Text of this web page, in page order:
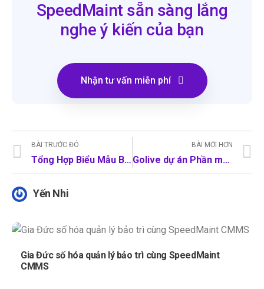
SpeedMaint sẵn sàng lắng
nghe ý kiến của bạn
Nhận tư vấn miễn phí
BÀI TRƯỚC ĐÓ
Tổng Hợp Biểu Mẫu Bảo Trì Bảo Dưỡng Thiết Bị Sản Xuất
BÀI MỚI HƠN
Golive dự án Phần mềm quản lý TBKT tại Tân Cảng Hải Phòng – Bước tiến trong chuyển đổi số vận hành cảng biển
Yến Nhi
Gia Đức số hóa quản lý bảo trì cùng SpeedMaint
CMMS